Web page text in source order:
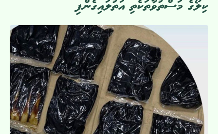
ކިލޯގެ މަސްތުވާތަކެތި އަތުލައިގެންފި